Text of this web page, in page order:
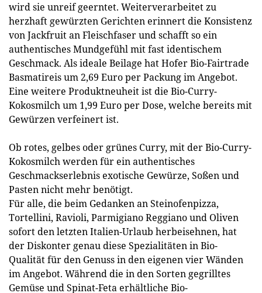
wird sie unreif geerntet. Weiterverarbeitet zu
herzhaft gewürzten Gerichten erinnert die Konsistenz
von Jackfruit an Fleischfaser und schafft so ein
authentisches Mundgefühl mit fast identischem
Geschmack. Als ideale Beilage hat Hofer Bio-Fairtrade
Basmatireis um 2,69 Euro per Packung im Angebot.
Eine weitere Produktneuheit ist die Bio-Curry-
Kokosmilch um 1,99 Euro per Dose, welche bereits mit
Gewürzen verfeinert ist.
Ob rotes, gelbes oder grünes Curry, mit der Bio-Curry-
Kokosmilch werden für ein authentisches
Geschmackserlebnis exotische Gewürze, Soßen und
Pasten nicht mehr benötigt.
Für alle, die beim Gedanken an Steinofenpizza,
Tortellini, Ravioli, Parmigiano Reggiano und Oliven
sofort den letzten Italien-Urlaub herbeisehnen, hat
der Diskonter genau diese Spezialitäten in Bio-
Qualität für den Genuss in den eigenen vier Wänden
im Angebot. Während die in den Sorten gegrilltes
Gemüse und Spinat-Feta erhältliche Bio-